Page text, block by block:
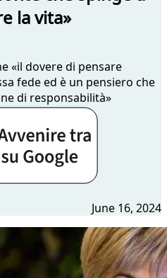
la vita»
«il dovere di pensare
fede ed è un pensiero che
di responsabilità»
June 16, 2024